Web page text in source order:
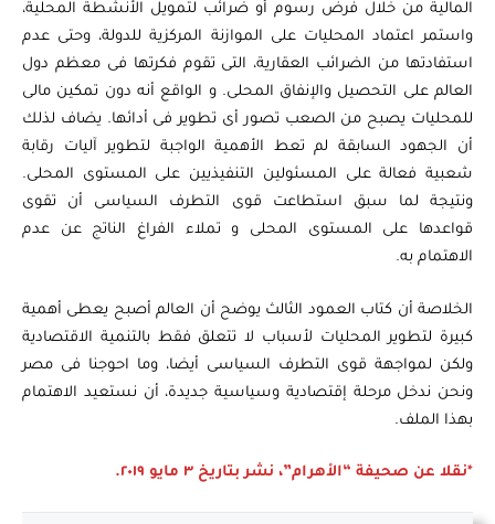
المالية من خلال فرض رسوم أو ضرائب لتمويل الأنشطة المحلية،
واستمر اعتماد المحليات على الموازنة المركزية للدولة، وحتى عدم
استفادتها من الضرائب العقارية، التى تقوم فكرتها فى معظم دول
العالم على التحصيل والإنفاق المحلى. و الواقع أنه دون تمكين مالى
للمحليات يصبح من الصعب تصور أى تطوير فى أدائها. يضاف لذلك
أن الجهود السابقة لم تعط الأهمية الواجبة لتطوير آليات رقابة
شعبية فعالة على المسئولين التنفيذيين على المستوى المحلى.
ونتيجة لما سبق استطاعت قوى التطرف السياسى أن تقوى
قواعدها على المستوى المحلى و تملاء الفراغ الناتج عن عدم
الاهتمام به.
الخلاصة أن كتاب العمود الثالث يوضح أن العالم أصبح يعطى أهمية
كبيرة لتطوير المحليات لأسباب لا تتعلق فقط بالتنمية الاقتصادية
ولكن لمواجهة قوى التطرف السياسى أيضا، وما احوجنا فى مصر
ونحن ندخل مرحلة إقتصادية وسياسية جديدة، أن نستعيد الاهتمام
بهذا الملف.
*نقلا عن صحيفة “الأهرام”، نشر بتاريخ ٣ مايو ٢٠١٩.